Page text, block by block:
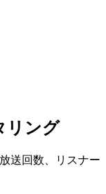
リング
送回数、リスナー